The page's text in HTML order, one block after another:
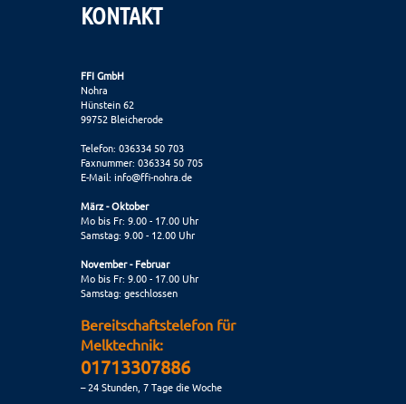
KONTAKT
FFI GmbH
Nohra
Hünstein 62
99752 Bleicherode
Telefon: 036334 50 703
Faxnummer: 036334 50 705
E-Mail: info@ffi-nohra.de
März - Oktober
Mo bis Fr: 9.00 - 17.00 Uhr
Samstag: 9.00 - 12.00 Uhr
November - Februar
Mo bis Fr: 9.00 - 17.00 Uhr
Samstag: geschlossen
Bereitschaftstelefon für
Melktechnik:
01713307886
– 24 Stunden, 7 Tage die Woche